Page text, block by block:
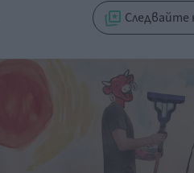
Следвайте